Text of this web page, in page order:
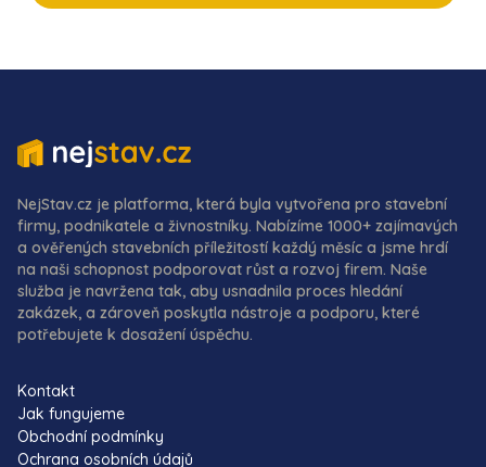
NejStav.cz je platforma, která byla vytvořena pro stavební
firmy, podnikatele a živnostníky. Nabízíme 1000+ zajímavých
a ověřených stavebních příležitostí každý měsíc a jsme hrdí
na naši schopnost podporovat růst a rozvoj firem. Naše
služba je navržena tak, aby usnadnila proces hledání
zakázek, a zároveň poskytla nástroje a podporu, které
potřebujete k dosažení úspěchu.
Kontakt
Jak fungujeme
Obchodní podmínky
Ochrana osobních údajů